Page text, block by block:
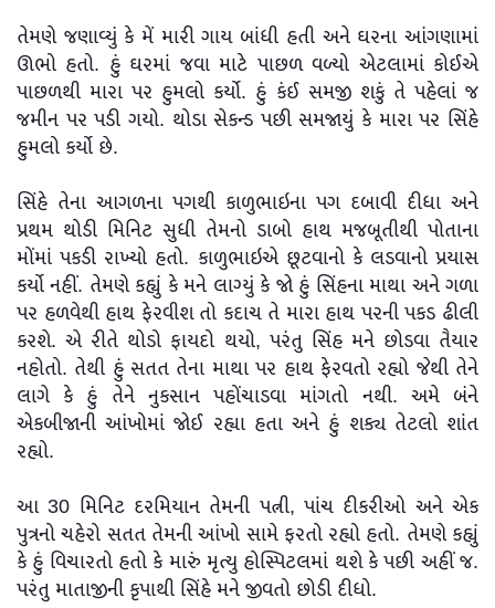
તેમણે જણાવ્યું કે મેં મારી ગાય બાંધી હતી અને ઘરના આંગણામાં
ઊભો હતો. હું ઘરમાં જવા માટે પાછળ વળ્યો એટલામાં કોઈએ
પાછળથી મારા પર હુમલો કર્યો. હું કંઈ સમજી શકું તે પહેલાં જ
જમીન પર પડી ગયો. થોડા સેકન્ડ પછી સમજાયું કે મારા પર સિંહે
હુમલો કર્યો છે.
સિંહે તેના આગળના પગથી કાળુભાઇના પગ દબાવી દીધા અને
પ્રથમ થોડી મિનિટ સુધી તેમનો ડાબો હાથ મજબૂતીથી પોતાના
મોંમાં પકડી રાખ્યો હતો. કાળુભાઇએ છૂટવાનો કે લડવાનો પ્રયાસ
કર્યો નહીં. તેમણે કહ્યું કે મને લાગ્યું કે જો હું સિંહના માથા અને ગળા
પર હળવેથી હાથ ફેરવીશ તો કદાચ તે મારા હાથ પરની પકડ ઢીલી
કરશે. એ રીતે થોડો ફાયદો થયો, પરંતુ સિંહ મને છોડવા તૈયાર
નહોતો. તેથી હું સતત તેના માથા પર હાથ ફેરવતો રહ્યો જેથી તેને
લાગે કે હું તેને નુકસાન પહોંચાડવા માંગતો નથી. અમે બંને
એકબીજાની આંખોમાં જોઈ રહ્યા હતા અને હું શક્ય તેટલો શાંત
રહ્યો.
આ 30 મિનિટ દરમિયાન તેમની પત્ની, પાંચ દીકરીઓ અને એક
પુત્રનો ચહેરો સતત તેમની આંખો સામે ફરતો રહ્યો હતો. તેમણે કહ્યું
કે હું વિચારતો હતો કે મારું મૃત્યુ હોસ્પિટલમાં થશે કે પછી અહીં જ.
પરંતુ માતાજીની કૃપાથી સિંહે મને જીવતો છોડી દીધો.